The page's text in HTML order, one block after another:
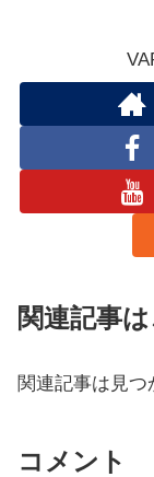
関連記事
関連記事は見つ
コメント